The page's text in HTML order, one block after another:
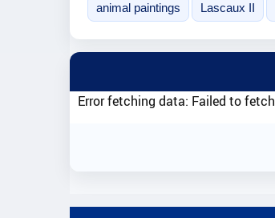
animal paintings Lascaux II
Error fetching data: Failed to fetch